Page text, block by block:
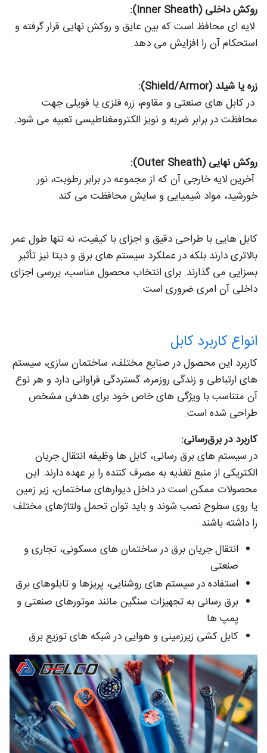
روکش داخلی (Inner Sheath):
لایه‌ ای محافظ است که بین عایق و روکش نهایی قرار گرفته و
استحکام آن را افزایش می‌ دهد.
زره یا شیلد (Shield/Armor):
در کابل‌ های صنعتی و مقاوم، زره فلزی یا فویلی جهت
محافظت در برابر ضربه و نویز الکترومغناطیسی تعبیه می‌ شود.
روکش نهایی (Outer Sheath):
آخرین لایه خارجی آن که از مجموعه در برابر رطوبت، نور
خورشید، مواد شیمیایی و سایش محافظت می‌ کند.
کابل‌ هایی با طراحی دقیق و اجزای با کیفیت، نه‌ تنها طول عمر
بالاتری دارند بلکه در عملکرد سیستم‌ های برق و دیتا نیز تأثیر
بسزایی می‌ گذارند. برای انتخاب محصول مناسب، بررسی اجزای
داخلی آن امری ضروری است.
انواع کاربرد کابل
کاربرد این محصول در صنایع مختلف، ساختمان‌ سازی، سیستم‌
های ارتباطی و زندگی روزمره، گستردگی فراوانی دارد و هر نوع
آن متناسب با ویژگی‌ های خاص خود برای هدفی مشخص
طراحی شده است.
کاربرد در برق‌رسانی:
در سیستم‌ های برق‌ رسانی، کابل‌ ها وظیفه انتقال جریان
الکتریکی از منبع تغذیه به مصرف‌ کننده را بر عهده دارند. این
محصولات ممکن است در داخل دیوارهای ساختمان، زیر زمین
یا روی سطوح نصب شوند و باید توان تحمل ولتاژهای مختلف
را داشته باشند.
انتقال جریان برق در ساختمان‌ های مسکونی، تجاری و
صنعتی
استفاده در سیستم‌ های روشنایی، پریزها و تابلوهای برق
برق‌ رسانی به تجهیزات سنگین مانند موتورهای صنعتی و
پمپ‌ ها
کابل‌ کشی زیرزمینی و هوایی در شبکه‌ های توزیع برق